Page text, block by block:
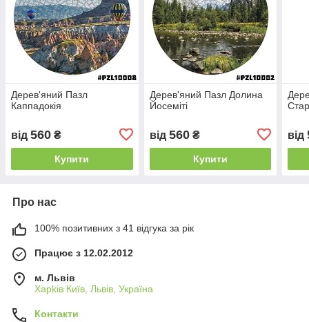
Дерев'яний Пазл
Каппадокія
від 560 ₴
Купити
Дерев'яний Пазл Долина
Йосеміті
від 560₴
Купити
від
Про нас
100% позитивних з 41 відгука за рік
Працює з 12.02.2012
м. Львів
Харkiв Київ, Львів, Україна
Контакти